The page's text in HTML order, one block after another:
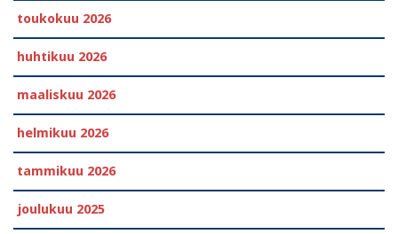
toukokuu 2026
huhtikuu 2026
maaliskuu 2026
helmikuu 2026
tammikuu 2026
joulukuu 2025